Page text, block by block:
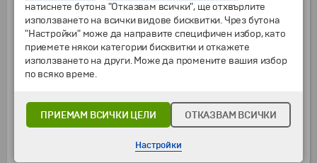
Застраховка "Помощ при пътуване в чужбина" с асистанс и
лимит на отговорност 10 000 EUR на застрахователна
компания "Евроинс"
Водач от България
ЦЕНАТА НЕ ВКЛЮЧВА:
Вечери
Разходка с корабче по Охридското езеро
Автобусна екскурзия до Струга
натиснете бутона "Отказвам всички", ще отхвърлите
използването на всички видове бисквитки. Чрез бутона
"Настройки" може да направите специфичен избор, като
приемете някои категории бисквитки и откажете
използването на други. Може да промените вашия избор
по всяко време.
ПРИЕМАМ ВСИЧКИ ЦЕЛИ ОТКАЗВАМ ВСИЧКИ
Настройки